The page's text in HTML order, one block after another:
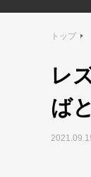
トップ
レ
ば